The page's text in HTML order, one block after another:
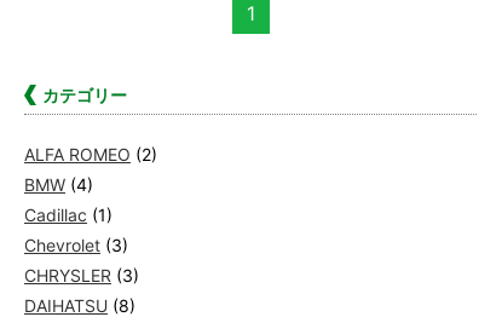
1
カテゴリー
ALFA ROMEO (2)
BMW (4)
Cadillac (1)
Chevrolet (3)
CHRYSLER (3)
DAIHATSU (8)